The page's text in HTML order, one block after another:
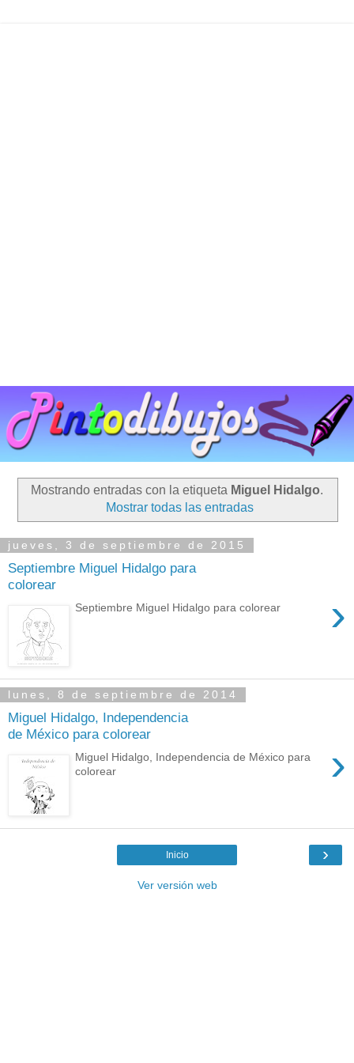
Mostrando entradas con la etiqueta Miguel Hidalgo.
Mostrar todas las entradas
jueves, 3 de septiembre de 2015
Septiembre Miguel Hidalgo para
colorear
›
Septiembre Miguel Hidalgo para colorear
lunes, 8 de septiembre de 2014
Miguel Hidalgo, Independencia
de México para colorear
›
Miguel Hidalgo, Independencia de México para
colorear
›
Inicio
Ver versión web